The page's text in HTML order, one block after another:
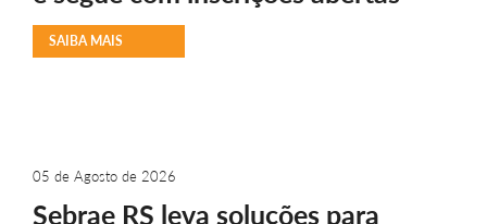
SAIBA MAIS
05 de Agosto de 2026
Sebrae RS leva soluções para